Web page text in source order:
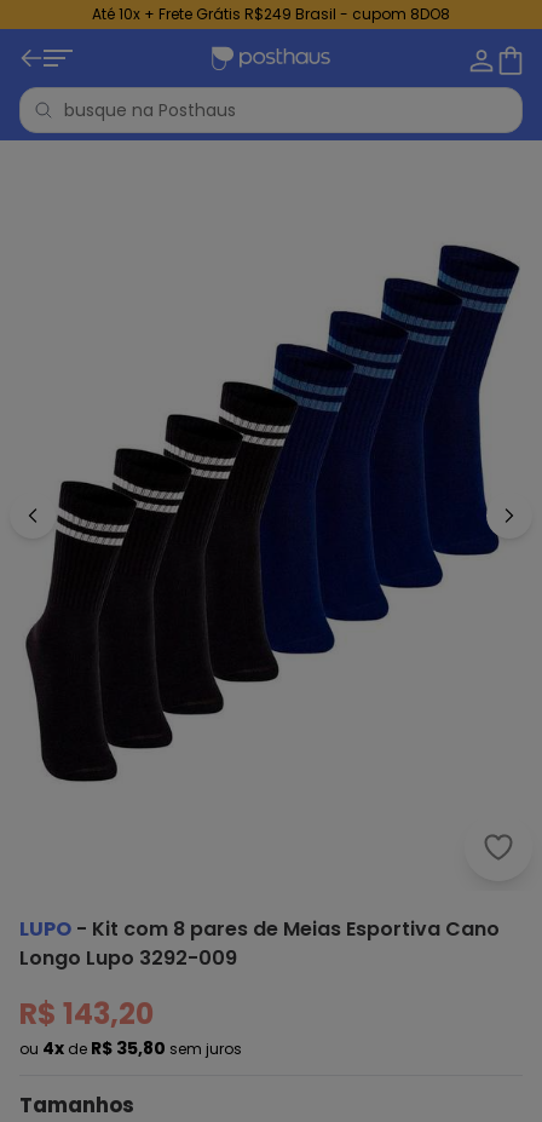
Até 10x + Frete Grátis R$249 Brasil - cupom 8DO8
LUPO - Kit com 8 pares de Meias Esportiva Cano
Longo Lupo 3292-009
R$ 143,20
ou 4x de R$ 35,80 sem juros
Tamanhos